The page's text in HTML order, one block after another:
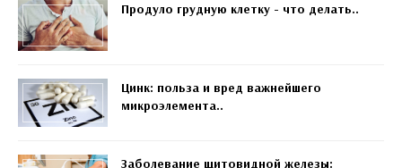
Продуло грудную клетку - что делать..
Цинк: польза и вред важнейшего
микроэлемента..
Заболевание щитовидной железы: